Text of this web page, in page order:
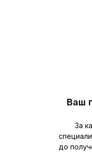
Ваш
За
до